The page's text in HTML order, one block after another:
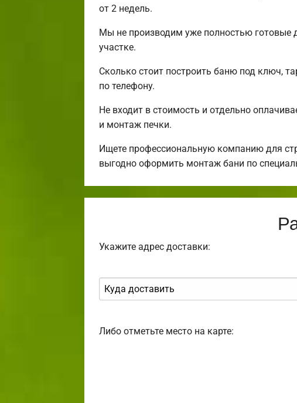
от 2 недель.
Мы не производим уже полностью готовые
участке.
Сколько стоит построить баню под ключ,
по телефону.
Не входит в стоимость и отдельно
и монтаж печки.
Ищете профессиональную компанию для
выгодно оформить монтаж бани по
Укажите адрес доставки:
Либо отметьте место на карте: